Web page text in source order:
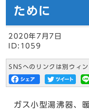
ために
2020年7月7日
ID:1059
SNSへのリンクは別ウィ
ガス小型湯沸器、